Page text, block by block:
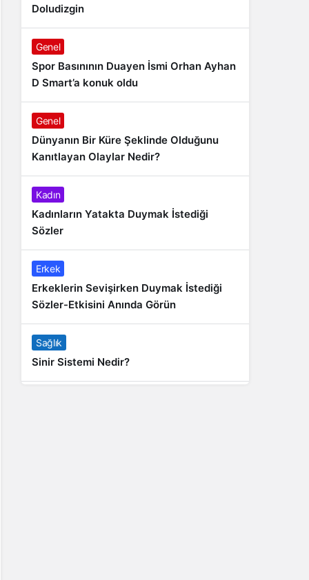
Doludizgin
Genel
Spor Basınının Duayen İsmi Orhan Ayhan
D Smart’a konuk oldu
Genel
Dünyanın Bir Küre Şeklinde Olduğunu
Kanıtlayan Olaylar Nedir?
Kadın
Kadınların Yatakta Duymak İstediği
Sözler
Erkek
Erkeklerin Sevişirken Duymak İstediği
Sözler-Etkisini Anında Görün
Sağlık
Sinir Sistemi Nedir?